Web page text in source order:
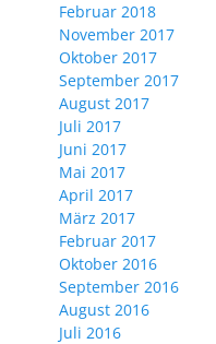
Februar 2018
November 2017
Oktober 2017
September 2017
August 2017
Juli 2017
Juni 2017
Mai 2017
April 2017
März 2017
Februar 2017
Oktober 2016
September 2016
August 2016
Juli 2016